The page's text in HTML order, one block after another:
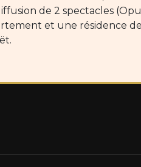
de 2 spectacles
et une résidence